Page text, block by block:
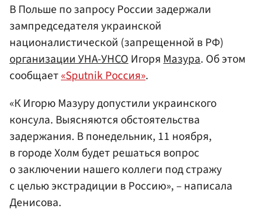
В Польше по запросу России задержали
зампредседателя украинской
националистической (запрещенной в РФ)
организации УНА-УНСОИгоряМазура. Об этом
сообщает«Sputnik Россия».
«К Игорю Мазуру допустили украинского
консула. Выясняются обстоятельства
задержания. В понедельник, 11 ноября,
в городе Холм будет решаться вопрос
о заключении нашего коллеги под стражу
с целью экстрадиции в Россию», – написала
Денисова.